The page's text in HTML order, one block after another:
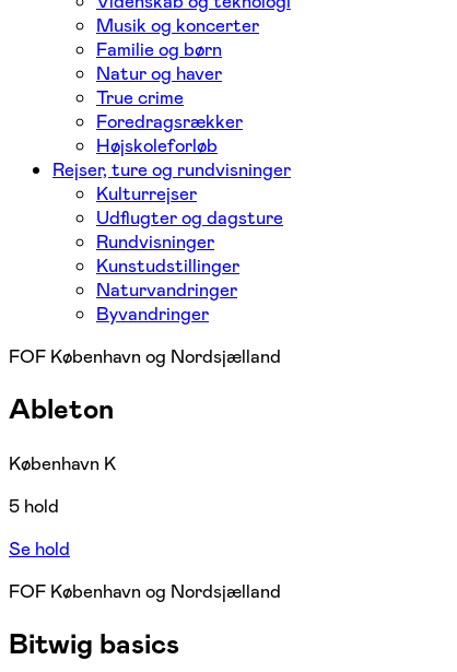
Musik og koncerter
Familie og børn
Natur og haver
True crime
Foredragsrækker
Højskoleforløb
Rejser, ture og rundvisninger
Kulturrejser
Udflugter og dagsture
Rundvisninger
Kunstudstillinger
Naturvandringer
Byvandringer
FOF København og Nordsjælland
Ableton
København K
5 hold
Se hold
FOF København og Nordsjælland
Bitwig basics